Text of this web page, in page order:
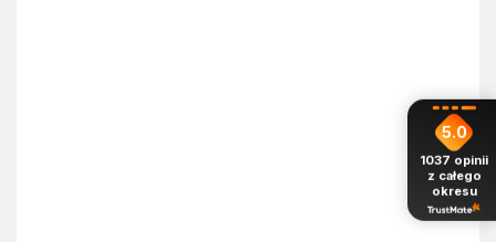
5.0
1037 opinii
z całego
okresu